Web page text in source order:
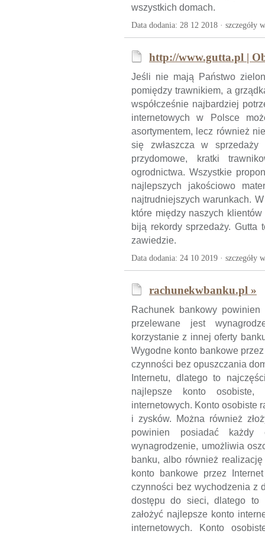
wszystkich domach.
Data dodania: 28 12 2018 · szczegóły
http://www.gutta.pl |
Jeśli nie mają Państwo
pomiędzy trawnikiem, a
współcześnie najbardziej
internetowych w Polsce
asortymentem, lecz również
się zwłaszcza w
przydomowe, kratki
ogrodnictwa. Wszystkie
najlepszych jakościowo
najtrudniejszych warunkach.
które między naszych
biją rekordy sprzedaży.
zawiedzie.
Data dodania: 24 10 2019 · szczegóły
rachunekwbanku.pl »
Rachunek bankowy powinien
przelewane jest
korzystanie z innej oferty
Wygodne konto bankowe
czynności bez opuszczania
Internetu, dlatego to
najlepsze konto
internetowych. Konto osobiste
i zysków. Można również
powinien posiadać każdy
wynagrodzenie, umożliwia
banku, albo również
konto bankowe przez
czynności bez wychodzenia z
dostępu do sieci, dlatego to
założyć najlepsze konto
internetowych. Konto